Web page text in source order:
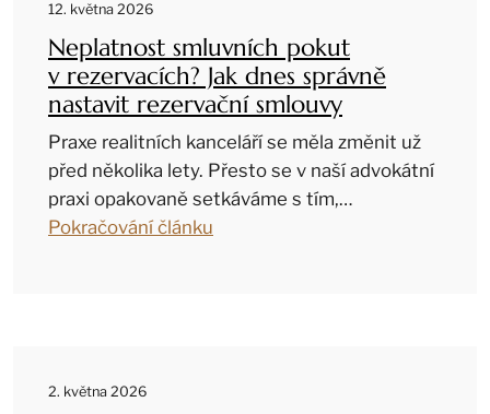
12. května 2026
Neplatnost smluvních pokut
v rezervacích? Jak dnes správně
nastavit rezervační smlouvy
Praxe realitních kanceláří se měla změnit už
před několika lety. Přesto se v naší advokátní
praxi opakovaně setkáváme s tím,…
Pokračování článku
2. května 2026